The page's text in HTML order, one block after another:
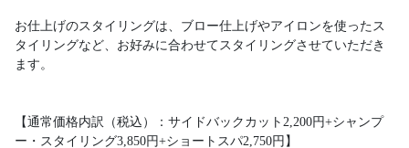
お仕上げのスタイリングは、ブロー仕上げやアイロンを使ったス
タイリングなど、お好みに合わせてスタイリングさせていただき
ます。
【通常価格内訳（税込）：サイドバックカット2,200円+シャンプ
ー・スタイリング3,850円+ショートスパ2,750円】